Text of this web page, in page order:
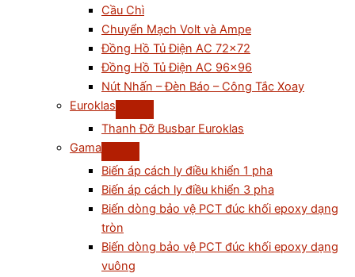
Cầu Chì
Chuyển Mạch Volt và Ampe
Đồng Hồ Tủ Điện AC 72×72
Đồng Hồ Tủ Điện AC 96×96
Nút Nhấn – Đèn Báo – Công Tắc Xoay
Euroklas
Thanh Đỡ Busbar Euroklas
Gama
Biến áp cách ly điều khiển 1 pha
Biến áp cách ly điều khiển 3 pha
Biến dòng bảo vệ PCT đúc khối epoxy dạng
tròn
Biến dòng bảo vệ PCT đúc khối epoxy dạng
vuông